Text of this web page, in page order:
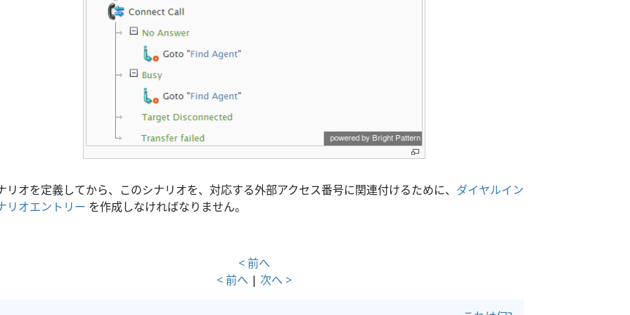
リオを定義してから、このシナリオを、対応する外部アクセス番号に関連付けるために、 ダイヤルイン
リオエントリー を作成しなければなりません。
< 前へ
< 前へ | 次へ >